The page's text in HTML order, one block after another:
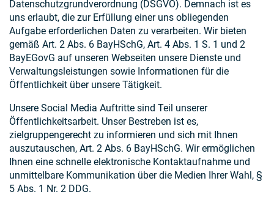
Datenschutzgrundverordnung (DSGVO). Demnach ist es
uns erlaubt, die zur Erfüllung einer uns obliegenden
Aufgabe erforderlichen Daten zu verarbeiten. Wir bieten
gemäß Art. 2 Abs. 6 BayHSchG, Art. 4 Abs. 1 S. 1 und 2
BayEGovG auf unseren Webseiten unsere Dienste und
Verwaltungsleistungen sowie Informationen für die
Öffentlichkeit über unsere Tätigkeit.
Unsere Social Media Auftritte sind Teil unserer
Öffentlichkeitsarbeit. Unser Bestreben ist es,
zielgruppengerecht zu informieren und sich mit Ihnen
auszutauschen, Art. 2 Abs. 6 BayHSchG. Wir ermöglichen
Ihnen eine schnelle elektronische Kontaktaufnahme und
unmittelbare Kommunikation über die Medien Ihrer Wahl, §
5 Abs. 1 Nr. 2 DDG.